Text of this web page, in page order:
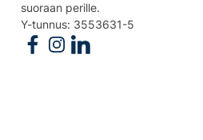
suoraan perille.
Y-tunnus: 3553631-5
Follow us on Facebook
Follow us on Instagram
Follow us on Linkedin